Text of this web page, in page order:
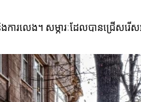
និងការលេង។ សម្ភារៈដែលបានជ្រ